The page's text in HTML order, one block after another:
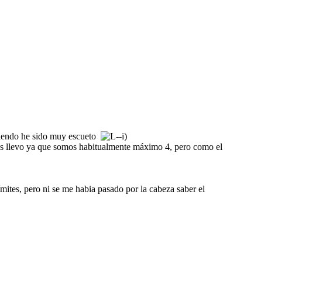
he sido muy escueto
)
ya que somos habitualmente máximo 4, pero como el
pero ni se me habia pasado por la cabeza saber el